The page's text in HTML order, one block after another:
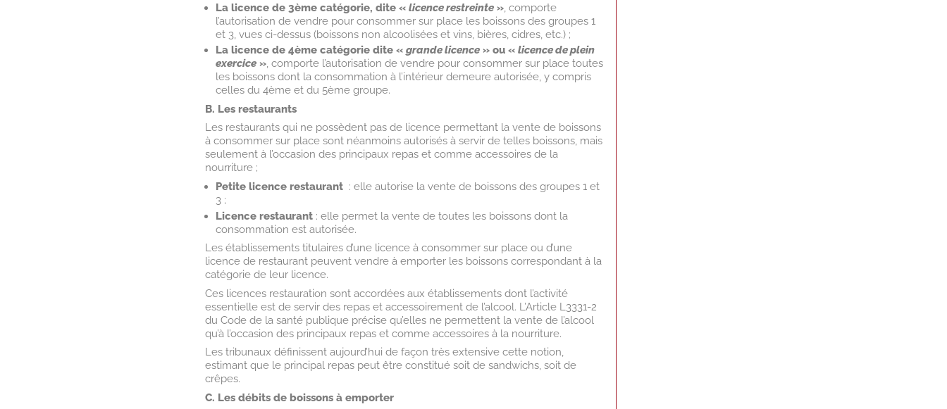
La licence de 3ème catégorie, dite «licence restreinte », comporte
l’autorisation de vendre pour consommer sur place les boissons des groupes 1
et 3, vues ci-dessus (boissons non alcoolisées et vins, bières, cidres, etc.) ;
La licence de 4ème catégorie dite «grande licence » ou «licence de plein
exercice », comporte l’autorisation de vendre pour consommer sur place toutes
les boissons dont la consommation à l’intérieur demeure autorisée, y compris
celles du 4ème et du 5ème groupe.
B. Les restaurants
Les restaurants qui ne possèdent pas de licence permettant la vente de boissons
à consommer sur place sont néanmoins autorisés à servir de telles boissons, mais
seulement à l’occasion des principaux repas et comme accessoires de la
nourriture ;
Petite licence restaurant : elle autorise la vente de boissons des groupes 1 et
3 ;
Licence restaurant : elle permet la vente de toutes les boissons dont la
consommation est autorisée.
Les établissements titulaires d’une licence à consommer sur place ou d’une
licence de restaurant peuvent vendre à emporter les boissons correspondant à la
catégorie de leur licence.
Ces licences restauration sont accordées aux établissements dont l’activité
essentielle est de servir des repas et accessoirement de l’alcool. L’Article L3331-2
du Code de la santé publique précise qu’elles ne permettent la vente de l’alcool
qu’à l’occasion des principaux repas et comme accessoires à la nourriture.
Les tribunaux définissent aujourd’hui de façon très extensive cette notion,
estimant que le principal repas peut être constitué soit de sandwichs, soit de
crêpes.
C. Les débits de boissons à emporter